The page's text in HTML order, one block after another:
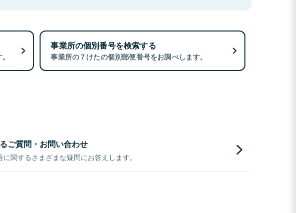
事業所の個別番号を検索する
事業所の７けたの個別郵便番号をお調べします。
ご質問・お問い合わせ
に関するさまざまな疑問にお答えします。